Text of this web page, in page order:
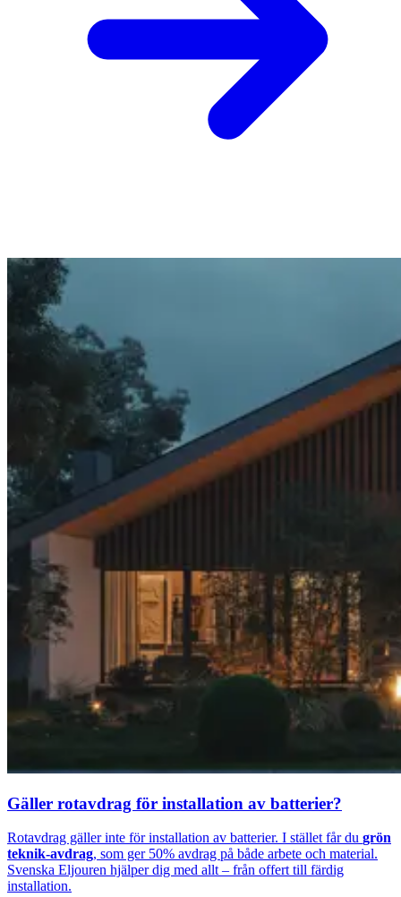
Gäller rotavdrag för installation av batterier?
Rotavdrag gäller inte för installation av batterier. I stället får du grön
teknik-avdrag, som ger 50% avdrag på både arbete och material.
Svenska Eljouren hjälper dig med allt – från offert till färdig
installation.